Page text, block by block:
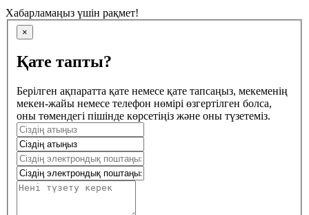
Хабарламаңыз үшін рақмет!
×
Қате тапты?
Берілген ақпаратта қате немесе қате тапсаңыз, мекеменің
мекен-жайы немесе телефон нөмірі өзгертілген болса,
оны төмендегі пішінде көрсетіңіз және оны түзетеміз.